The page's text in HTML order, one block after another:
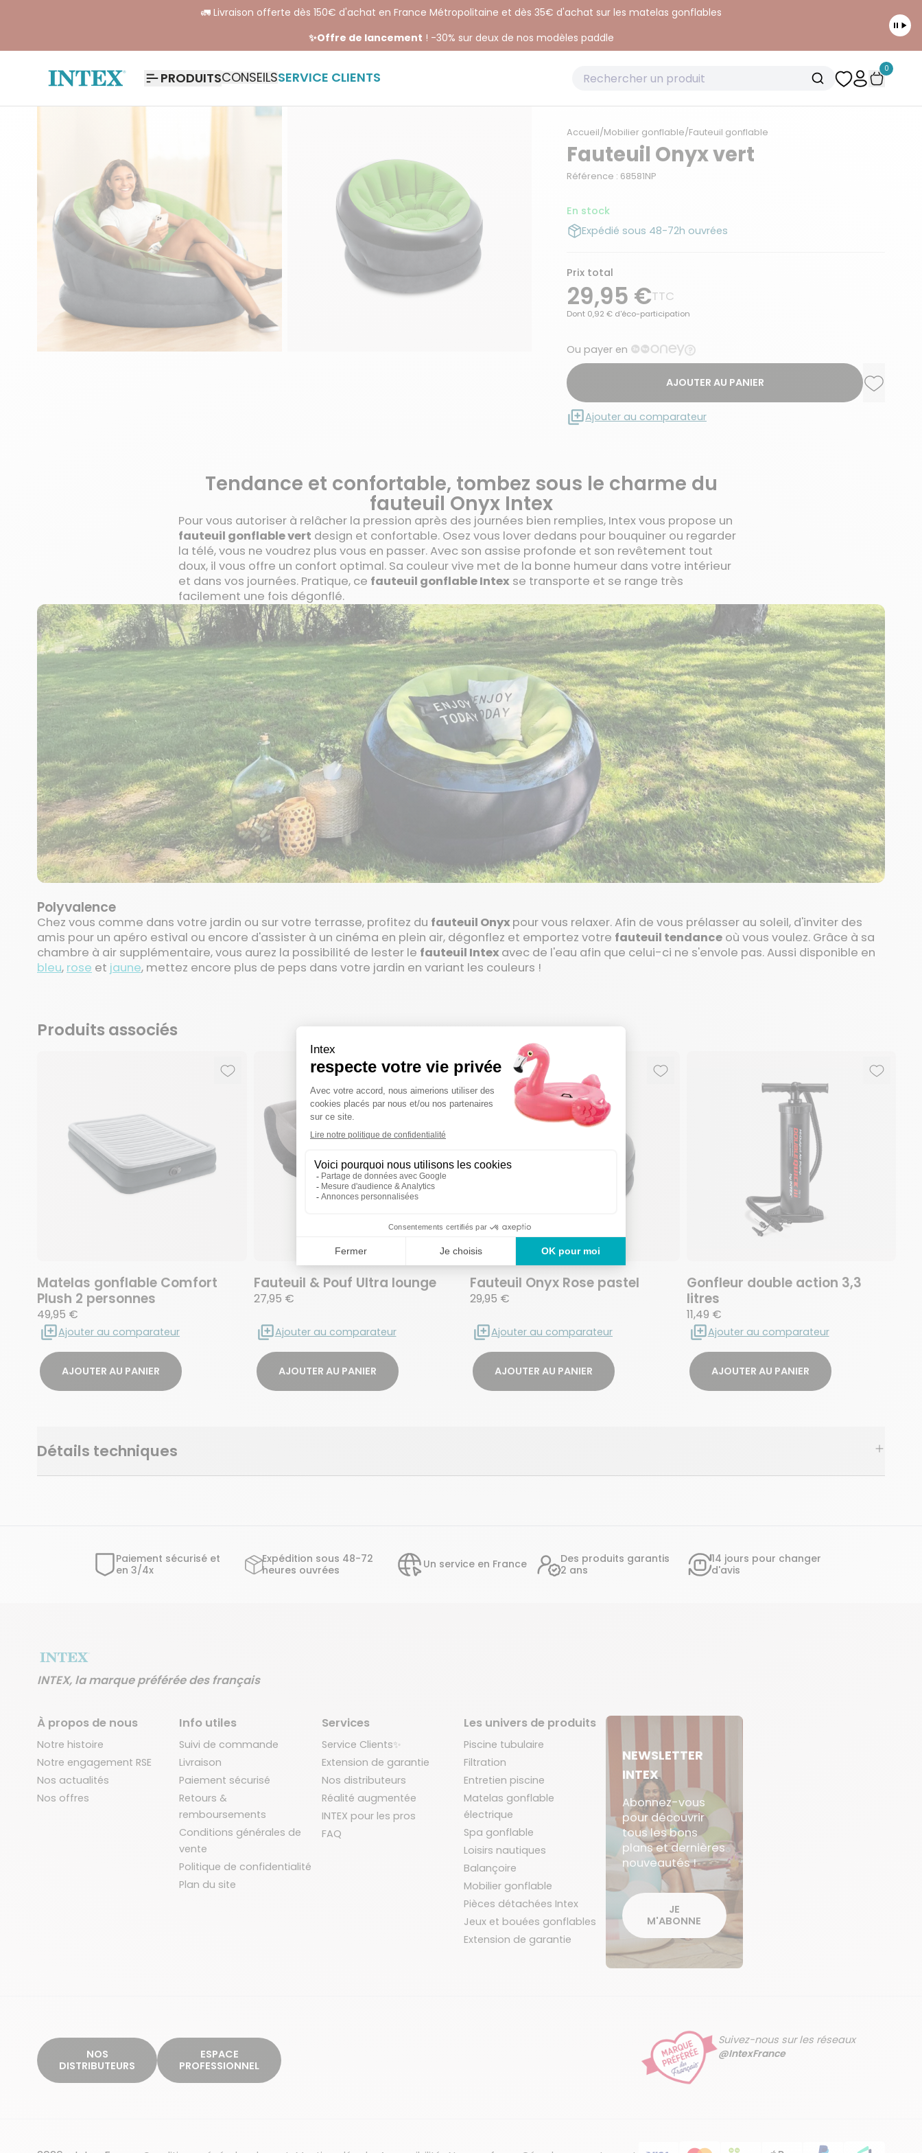
🚛 Livraison offerte dès 150€ d'achat en France Métropolitaine et dès 35€ d'achat sur les matelas gonflables
✨Offre de lancement ! -30% sur deux de nos modèles paddle
PRODUITSCONSEILSSERVICE CLIENTS
0
Accueil/Mobilier gonflable/Fauteuil gonflable
Fauteuil Onyx vert
Référence : 68581NP
En stock
Expédié sous 48-72h ouvrées
Prix total
29,95 €TTC
Dont 0,92 € d'éco-participation
Ou payer en
AJOUTER AU PANIER Ajouter
Ajouter au comparateur
Tendance et confortable, tombez sous le charme du
fauteuil Onyx Intex
Pour vous autoriser à relâcher la pression après des journées bien remplies, Intex vous propose un
fauteuil gonflable vert design et confortable. Osez vous lover dedans pour bouquiner ou regarder
la télé, vous ne voudrez plus vous en passer. Avec son assise profonde et son revêtement tout
doux, il vous offre un confort optimal. Sa couleur vive met de la bonne humeur dans votre intérieur
et dans vos journées. Pratique, ce fauteuil gonflable Intex se transporte et se range très
facilement une fois dégonflé.
Polyvalence
Chez vous comme dans votre jardin ou sur votre terrasse, profitez du fauteuil Onyxpour vous relaxer. Afin de vous prélasser au soleil, d'inviter des
amis pour un apéro estival ou encore d'assister à un cinéma en plein air, dégonflez et emportez votre fauteuil tendance où vous voulez. Grâce à sa
chambre à air supplémentaire, vous aurez la possibilité de lester le fauteuil Intexavec de l'eau afin que celui-ci ne s'envole pas. Aussi disponible en
bleu, rose et jaune, mettez encore plus de peps dans votre jardin en variant les couleurs !
Produits associés
Ajouter aux favoris
Supprimer des favoris
Matelas gonflable Comfort
Plush 2 personnes
49,95 €
Ajouter au comparateur
AJOUTER AU PANIER
Ajouter aux favoris
Supprimer des favoris
Fauteuil & Pouf Ultra lounge
27,95 €
Ajouter au comparateur
AJOUTER AU PANIER
Ajouter aux favoris
Supprimer des favoris
Fauteuil Onyx Rose pastel
29,95 €
Ajouter au comparateur
AJOUTER AU PANIER
Ajouter
Gonfleur double action 3,3
litres
11,49 €
Ajouter au comparateur
AJOUTER AU PANIER
Détails techniques
Paiement sécurisé et
en 3/4x
Expédition sous 48-72
heures ouvrées
Un service en France
Des produits garantis
2 ans
14 jours pour changer
d'avis
INTEX, la marque préférée des français
À propos de nous
Notre histoire
Notre engagement RSE
Nos actualités
Nos offres
Info utiles
Suivi de commande
Livraison
Paiement sécurisé
Retours &
remboursements
Conditions générales de
vente
Politique de confidentialité
Plan du site
Services
Service Clients✨
Extension de garantie
Nos distributeurs
Réalité augmentée
INTEX pour les pros
FAQ
Les univers de produits
Piscine tubulaire
Filtration
Entretien piscine
Matelas gonflable
électrique
Spa gonflable
Loisirs nautiques
Balançoire
Mobilier gonflable
Pièces détachées Intex
Jeux et bouées gonflables
Extension de garantie
NEWSLETTER
INTEX
Abonnez-vous
pour découvrir
tous les bons
plans et dernières
nouveautés !
JE
M'ABONNE
NOS
DISTRIBUTEURS
ESPACE
PROFESSIONNEL
Suivez-nous sur les réseaux
@IntexFrance